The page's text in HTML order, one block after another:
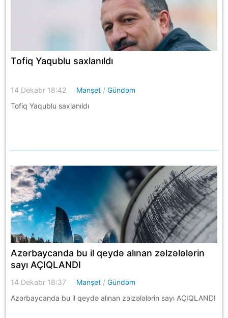
Tofiq Yaqublu saxlanıldı
14 Dekabr 18:42 Manşet /Gündəm
Tofiq Yaqublu saxlanıldı
Azərbaycanda bu il qeydə alınan zəlzələlərin
sayı AÇIQLANDI
14 Dekabr 18:37 Manşet /Gündəm
Azərbaycanda bu il qeydə alınan zəlzələlərin sayı AÇIQLANDI